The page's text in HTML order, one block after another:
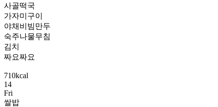
사골떡국
가자미구이
야채비빔만두
숙주나물무침
김치
짜요짜요
710kcal
14
Fri
쌀밥